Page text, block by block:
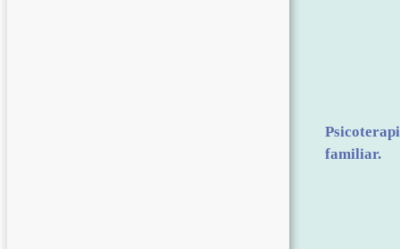
familiar.